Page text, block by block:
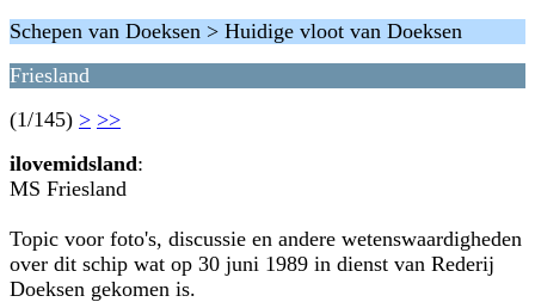
Schepen van Doeksen > Huidige vloot van Doeksen
Friesland
(1/145) > >>
ilovemidsland:
MS Friesland
Topic voor foto's, discussie en andere wetenswaardigheden
over dit schip wat op 30 juni 1989 in dienst van Rederij
Doeksen gekomen is.